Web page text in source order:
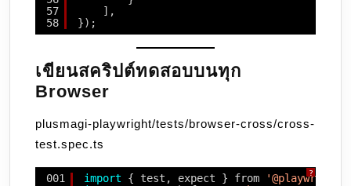
57
58
],
});
เขียนสคริปต์ทดสอบบนทุก
Browser
plusmagi-playwright/tests/browser-cross/cross-
test.spec.ts
?
001
import { test, expect } from